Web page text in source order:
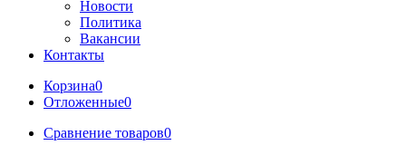
Новости
Политика
Вакансии
Контакты
Корзина0
Отложенные0
Сравнение товаров0